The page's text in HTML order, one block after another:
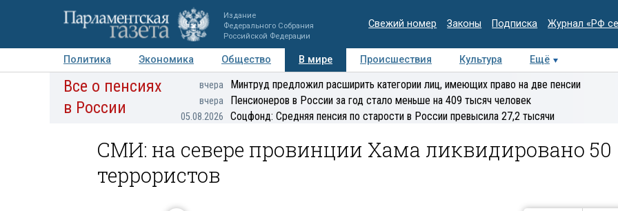
Издание
Федерального Собрания
Российской Федерации
Свежий номер Законы Подписка Журнал «РФ
Политика Экономика Общество В мире Происшествия Культура
Ещё
Авторы Персоны Мнения Регионы Медиацентр Интервью Колумнисты
Все о пенсиях
в России
вчера Минтруд предложил расширить категории лиц, имеющих право на две пенсии
вчера Пенсионеров в России за год стало меньше на 409 тысяч человек
05.08.2026 Соцфонд: Средняя пенсия по старости в России превысила 27,2 тысячи
СМИ: на севере провинции Хама ликвидировано 50
террористов